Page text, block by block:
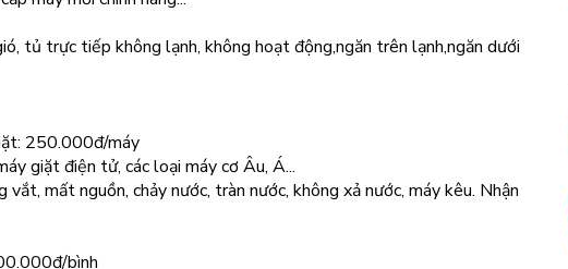
tủ trực tiếp không lạnh, không hoạt động,ngăn trên lạnh,ngăn dưới
250.000đ/máy
giặt điện tử, các loại máy cơ Âu, Á...
vắt, mất nguồn, chảy nước, tràn nước, không xả nước, máy kêu. Nhận
bình